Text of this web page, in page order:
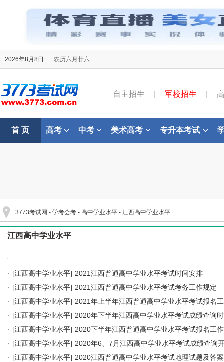
2026年8月8日 农历六月廿六
自主招生 军校招生
首 页 高考 中考 美术高考 专升本考试
3773考试网 - 学考会考 - 高中学业水平 - 江西高中学业水平
江西高中学业水平
· [江西高中学业水平] 2021江西普通高中学业水平考试时间安排
· [江西高中学业水平] 2021江西普通高中学业水平考试考务工作规定
· [江西高中学业水平] 2021年上半年江西普通高中学业水平考试报名
· [江西高中学业水平] 2020年下半年江西高中学业水平考试成绩查询
· [江西高中学业水平] 2020下半年江西普通高中学业水平考试报名工
· [江西高中学业水平] 2020年6、7月江西高中学业水平考试成绩查询
· [江西高中学业水平] 2020江西普通高中学业水平考试地理试题及答案